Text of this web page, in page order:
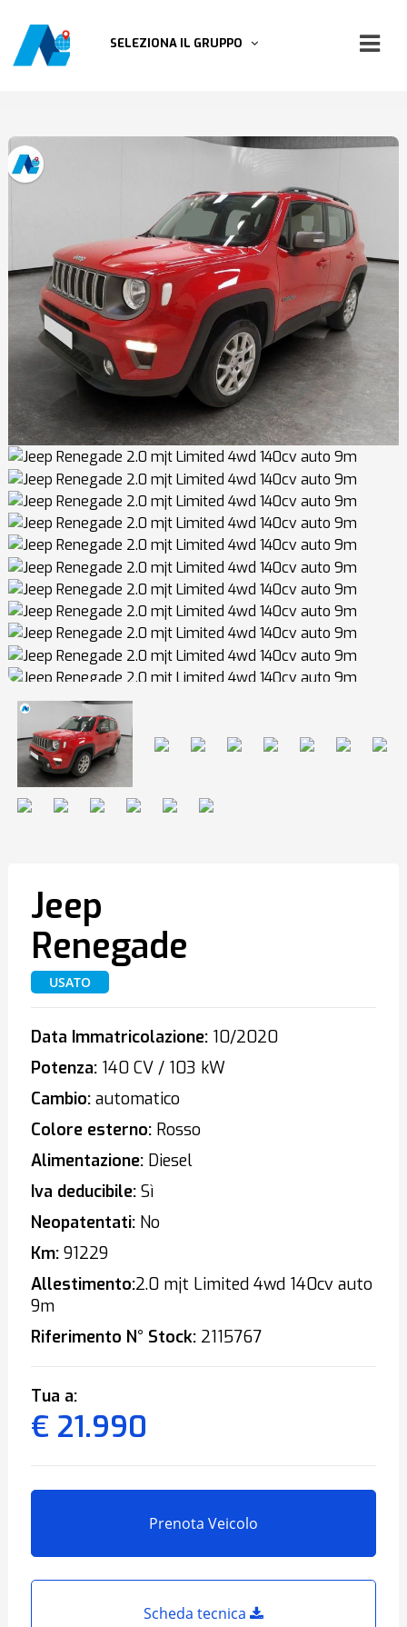
SELEZIONA IL GRUPPO
Jeep
Renegade
USATO
Data Immatricolazione:10/2020
Potenza:140 CV / 103 kW
Cambio:automatico
Colore esterno:Rosso
Alimentazione:Diesel
Iva deducibile:Sì
Neopatentati:No
Km:91229
Allestimento:2.0 mjt Limited 4wd 140cv auto
9m
Riferimento N° Stock:2115767
Tua a:
€ 21.990
Prenota Veicolo
Scheda tecnica